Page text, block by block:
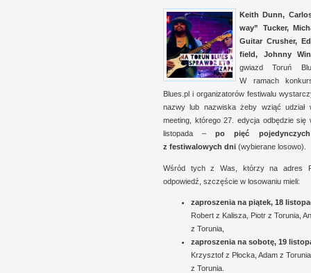
Keith Dunn,
way” Tuc­ker,
Guitar Crusher,
field, Johnny
gwiazd Toruń
W ramach
Blues​.pl i organizatorów festiwalu
nazwy lub nazwiska żeby wziąć udział
meeting, którego 27. edycja odbędzie się
listopada –po
pięć
z festiwalowych dni (wybierane losowo).
Wśród tychz Was, którzy na adres
odpowiedź, szczę­ście w losowaniu mieli:
zaproszenia na piątek, 18
Robert z Kalisza, Piotr z Torunia,
z Torunia,
zaproszenia na sobotę, 19
Krzysz­tof z Płocka, Adam z T
z Torunia.